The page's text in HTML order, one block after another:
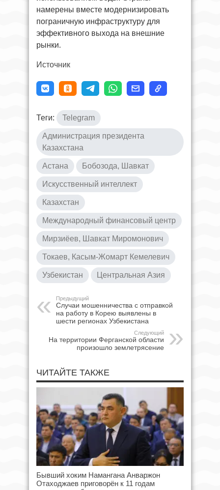
намерены вместе модернизировать
пограничную инфраструктуру для
эффективного выхода на внешние
рынки.
Источник
Теги: Telegram
Администрация президента
Казахстана
Астана Бобозода, Шавкат
Искусственный интеллект
Казахстан
Международный финансовый центр
Мирзиёев, Шавкат Миромонович
Токаев, Касым-Жомарт Кемелевич
Узбекистан Центральная Азия
Предыдущий
Случаи мошенничества с отправкой
на работу в Корею выявлены в
шести регионах Узбекистана
Следующий
На территории Ферганской области
произошло землетрясение
ЧИТАЙТЕ ТАКЖЕ
Бывший хоким Намангана Анваржон
Отаходжаев приговорён к 11 годам